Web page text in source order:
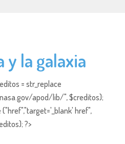
y la galaxia
= str_replace
apod/lib/", $creditos);
href",
?>